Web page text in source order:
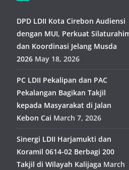
DPD LDII Kota Cirebon Audiensi
dengan MUI, Perkuat
dan Koordinasi Jelang Musda
2026 May 18, 2026
PC LDII Pekalipan dan PAC
Pekalangan Bagikan Takjil
kepada Masyarakat di Jalan
Kebon Cai March 7, 2026
Sinergi LDII Harjamukti dan
Koramil 0614-02 Berbagi 200
Takjil di Wilayah Kalijaga March